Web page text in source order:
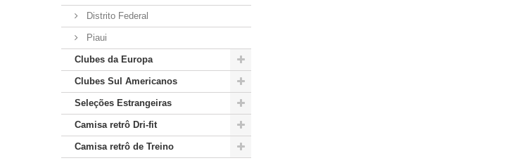
Distrito Federal
Piaui
Clubes da Europa
Clubes Sul Americanos
Seleções Estrangeiras
Camisa retrô Dri-fit
Camisa retrô de Treino